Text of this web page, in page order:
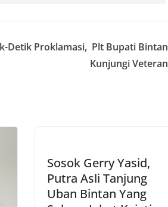
Detik Proklamasi, Plt Bupati Bintan
Kunjungi Veteran
Sosok Gerry Yasid,
Putra Asli Tanjung
Uban Bintan Yang